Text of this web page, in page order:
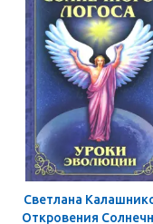
Светлана
Откровения